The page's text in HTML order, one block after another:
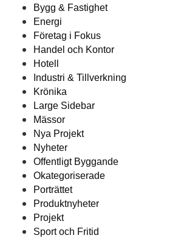
Bygg & Fastighet
Energi
Företag i Fokus
Handel och Kontor
Hotell
Industri & Tillverkning
Krönika
Large Sidebar
Mässor
Nya Projekt
Nyheter
Offentligt Byggande
Okategoriserade
Porträttet
Produktnyheter
Projekt
Sport och Fritid